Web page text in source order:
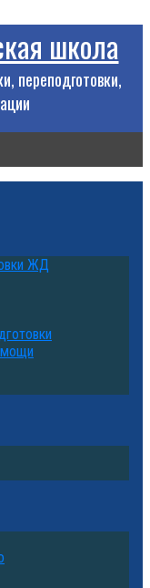
школа
переподготовки,
ЖД